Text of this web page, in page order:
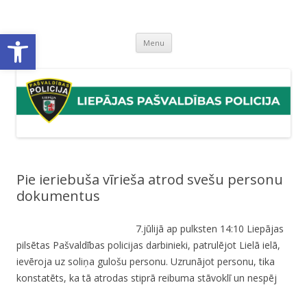
Open toolbar Menu Skip
content
Pie ieriebuša vīrieša atrod svešu personu
dokumentus
7.jūlijā ap pulksten 14:10 Liepājas
pilsētas Pašvaldības policijas darbinieki, patrulējot Lielā ielā,
ievēroja uz soliņa gulošu personu. Uzrunājot personu, tika
konstatēts, ka tā atrodas stiprā reibuma stāvoklī un nespēj